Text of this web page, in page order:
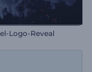
Logo-Reveal